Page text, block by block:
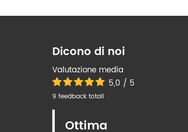
Dicono di noi
Valutazione media
5,0 / 5
9 feedback totali
Ottima